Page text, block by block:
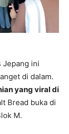
Jepang ini
di dalam.
yang viral di
Bread buka di
M.